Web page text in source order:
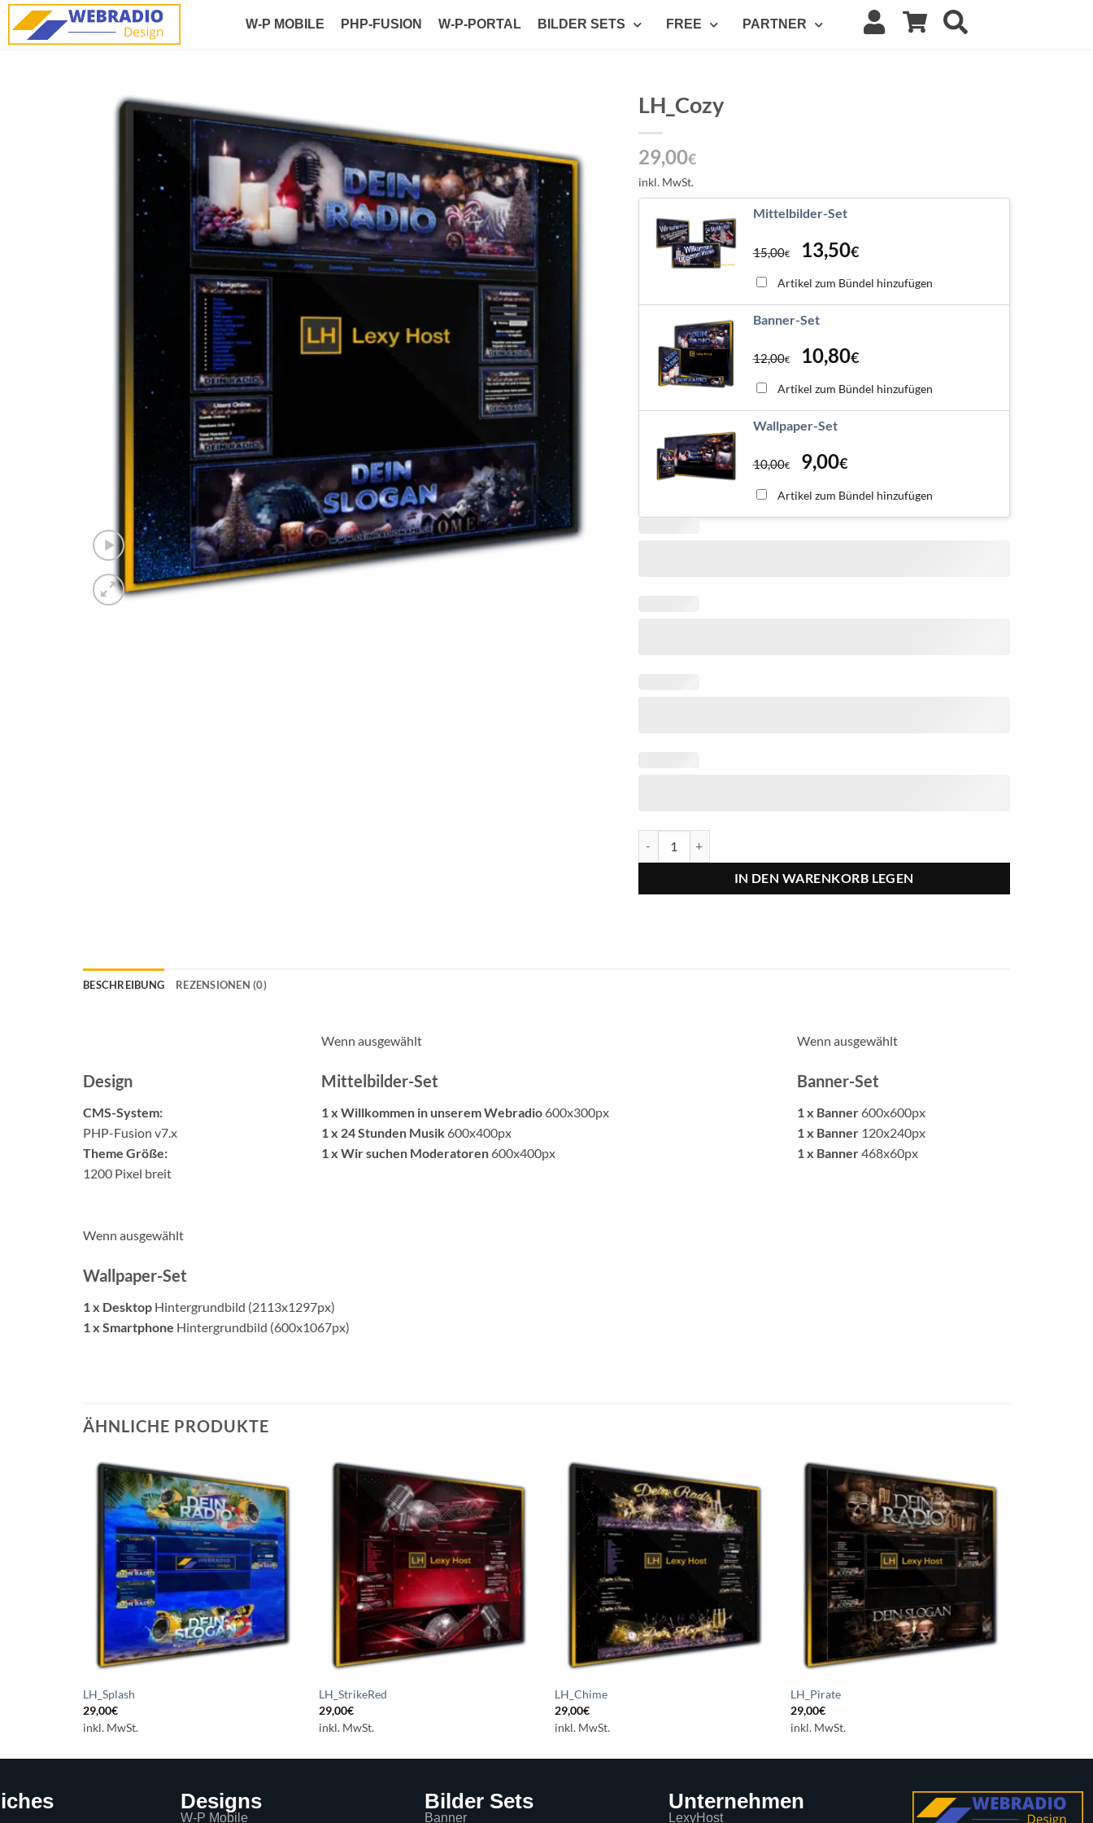
W-P MOBILE PHP-FUSION W-P-PORTAL BILDER SETS FREE PARTNER
Wunschliste
setzen
LH_Cozy
29,00€
inkl. MwSt.
Mittelbilder-Set
15,00€ 13,50€
Artikel zum Bündel hinzufügen
Banner-Set
12,00€ 10,80€
Artikel zum Bündel hinzufügen
Wallpaper-Set
10,00€ 9,00€
Artikel zum Bündel hinzufügen
IN DEN WARENKORB LEGEN
BESCHREIBUNG REZENSIONEN (0)
Design
CMS-System:
PHP-Fusion v7.x
Theme Größe:
1200 Pixel breit
Wenn ausgewählt
Mittelbilder-Set
1 x Willkommen in unserem Webradio600x300px
1 x 24 Stunden Musik600x400px
1 x Wir suchen Moderatoren600x400px
Wenn ausgewählt
Banner-Set
1 x Banner600x600px
1 x Banner120x240px
1 x Banner468x60px
Wenn ausgewählt
Wallpaper-Set
1 x Desktop Hintergrundbild (2113x1297px)
1 x Smartphone Hintergrundbild (600x1067px)
ÄHNLICHE PRODUKTE
Auf die
Wunschliste
setzen
LH_Splash
29,00€
inkl. MwSt.
Auf die
Wunschliste
setzen
LH_StrikeRed
29,00€
inkl. MwSt.
Auf die
Wunschliste
setzen
LH_Chime
29,00€
inkl. MwSt.
Auf die
Wunschliste
setzen
LH_Pirate
29,00€
inkl. MwSt.
Designs
W-P Mobile
Bilder Sets
Banner
Unternehmen
LexyHost